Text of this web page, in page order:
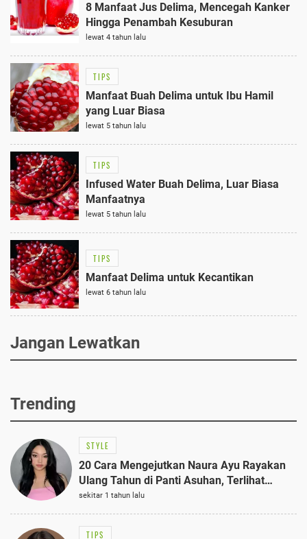
8 Manfaat Jus Delima, Mencegah Kanker
Hingga Penambah Kesuburan
lewat 4 tahun lalu
TIPS
Manfaat Buah Delima untuk Ibu Hamil
yang Luar Biasa
lewat 5 tahun lalu
TIPS
Infused Water Buah Delima, Luar Biasa
Manfaatnya
lewat 5 tahun lalu
TIPS
Manfaat Delima untuk Kecantikan
lewat 6 tahun lalu
Jangan Lewatkan
Trending
STYLE
20 Cara Mengejutkan Naura Ayu Rayakan
Ulang Tahun di Panti Asuhan, Terlihat
Anggun dengan Kaftan Cokelat
sekitar 1 tahun lalu
TIPS